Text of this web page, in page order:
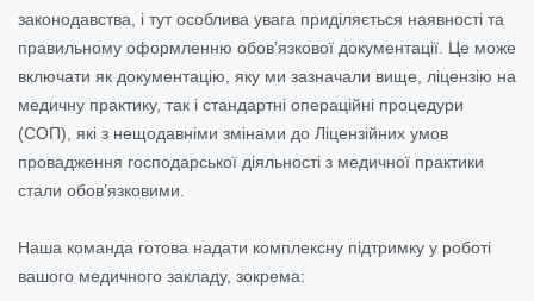
законодавства, і тут особлива увага приділяється наявності та
правильному оформленню обов’язкової документації. Це може
включати як документацію, яку ми зазначали вище, ліцензію на
медичну практику, так і стандартні операційні процедури
(СОП), які з нещодавніми змінами до Ліцензійних умов
провадження господарської діяльності з медичної практики
стали обов’язковими.
Наша команда готова надати комплексну підтримку у роботі
вашого медичного закладу, зокрема: